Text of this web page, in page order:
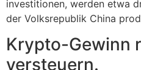
investitionen, werden etwa
der Volksrepublik China
Krypto-Gewinn
versteuern.